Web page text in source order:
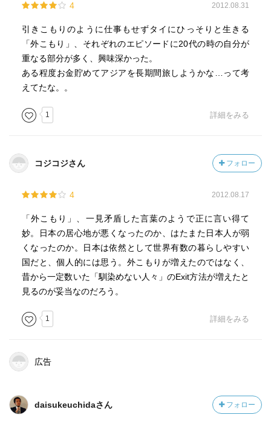
4 2012.08.31
引きこもりのように仕事もせずタイにひっそりと生きる
「外こもり」、それぞれのエピソードに20代の時の自分が
重なる部分が多く、興味深かった。
ある程度お金貯めてアジアを長期間旅しようかな…って考
えてたな。。
1 詳細をみる
コジコジさん フォロー
4 2012.08.17
「外こもり」、一見矛盾した言葉のようで正に言い得て
妙。日本の居心地が悪くなったのか、はたまた日本人が弱
くなったのか。日本は依然として世界有数の暮らしやすい
国だと、個人的には思う。外こもりが増えたのではなく、
昔から一定数いた「馴染めない人々」のExit方法が増えたと
見るのが妥当なのだろう。
1 詳細をみる
広告
daisukeuchidaさん フォロー